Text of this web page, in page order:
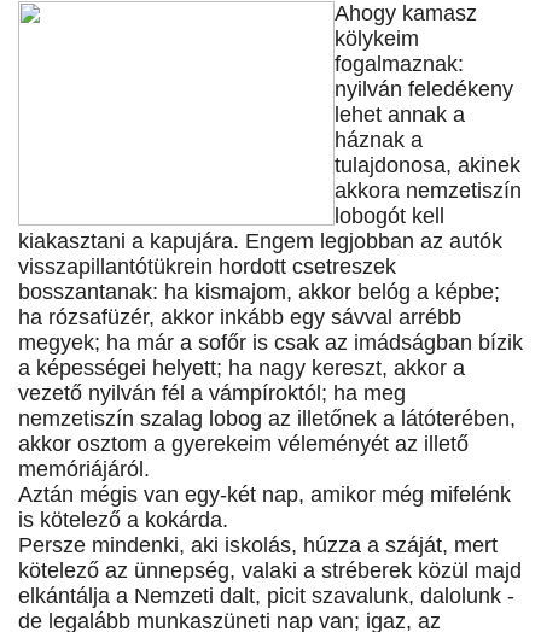
Ahogy kamasz
kölykeim
fogalmaznak:
nyilván feledékeny
lehet annak a
háznak a
tulajdonosa, akinek
akkora nemzetiszín
lobogót kell
kiakasztani a kapujára. Engem legjobban az autók
visszapillantótükrein hordott csetreszek
bosszantanak: ha kismajom, akkor belóg a képbe;
ha rózsafüzér, akkor inkább egy sávval arrébb
megyek; ha már a sofőr is csak az imádságban bízik
a képességei helyett; ha nagy kereszt, akkor a
vezető nyilván fél a vámpíroktól; ha meg
nemzetiszín szalag lobog az illetőnek a látóterében,
akkor osztom a gyerekeim véleményét az illető
memóriájáról.
Aztán mégis van egy-két nap, amikor még mifelénk
is kötelező a kokárda.
Persze mindenki, aki iskolás, húzza a száját, mert
kötelező az ünnepség, valaki a stréberek közül majd
elkántálja a Nemzeti dalt, picit szavalunk, dalolunk -
de legalább munkaszüneti nap van; igaz, az